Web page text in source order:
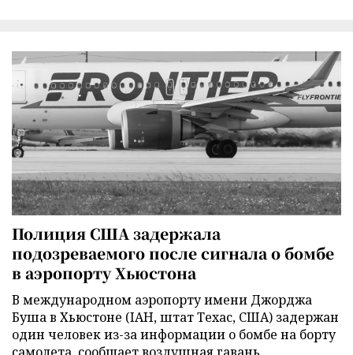
Полиция США задержала
подозреваемого после сигнала о бомбе
в аэропорту Хьюстона
В международном аэропорту имени Джорджа
Буша в Хьюстоне (IAH, штат Техас, США) задержан
один человек из-за информации о бомбе на борту
самолета, сообщает воздушная гавань.